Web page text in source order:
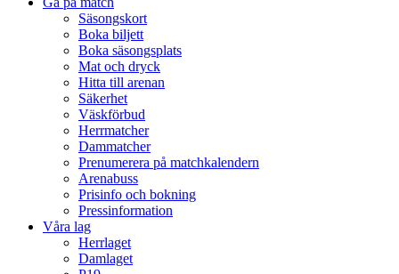
Säsongskort
Boka biljett
Boka säsongsplats
Mat och dryck
Hitta till arenan
Säkerhet
Väskförbud
Herrmatcher
Dammatcher
Prenumerera på matchkalendern
Arenabuss
Prisinfo och bokning
Pressinformation
Våra lag
Herrlaget
Damlaget